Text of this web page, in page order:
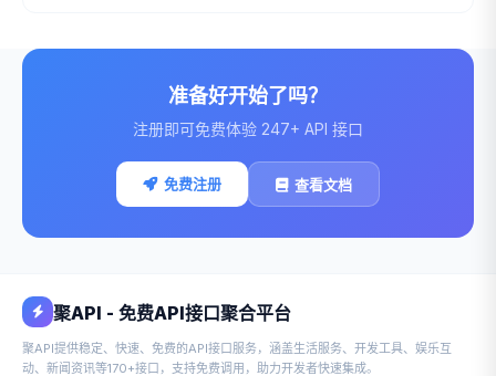
准备好开始了吗？
注册即可免费体验 247+ API 接口
免费注册 查看文档
聚API - 免费API接口聚合平台
聚API提供稳定、快速、免费的API接口服务，涵盖生活服务、开发工具、娱乐互
动、新闻资讯等170+接口，支持免费调用，助力开发者快速集成。